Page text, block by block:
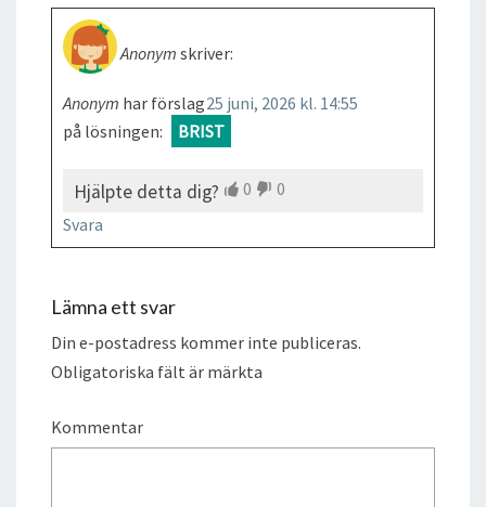
Anonym skriver:
25 juni, 2026 kl. 14:55
Anonym har förslag
på lösningen:
BRIST
Hjälpte detta dig? 0
0
Svara
Lämna ett svar
Din e-postadress kommer inte publiceras.
Obligatoriska fält är märkta
Kommentar